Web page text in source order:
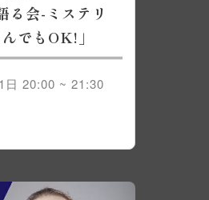
る会-ミステリ
でもOK!」
日 20:00 ~ 21:30